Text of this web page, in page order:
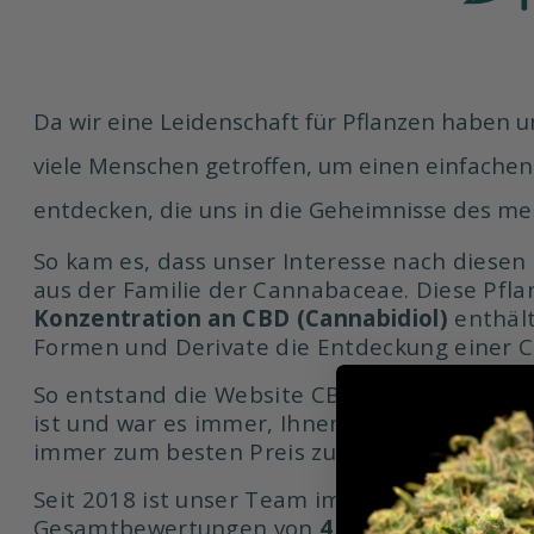
Da wir eine Leidenschaft für Pflanzen haben
viele Menschen getroffen, um einen
entdecken, die uns in die Geheimnisse des
So kam es, dass unser Interesse nach
aus der Familie der Cannabaceae. Diese
Konzentration an CBD (Cannabidiol)
Formen und Derivate die Entdeckung einer
So entstand die Website CBDOO, ein E-
ist und war es immer, Ihnen Zugang zu den
immer zum besten Preis zu verschaffen.
Seit 2018 ist unser Team immer noch da,
Gesamtbewertungen von 4,9/5 auf